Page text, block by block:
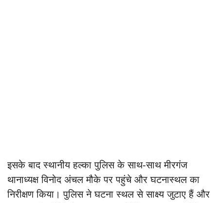
इसके बाद स्थानीय हल्का पुलिस के साथ-साथ मीरगंज
थानाध्यक्ष विनोद अंचल मौके पर पहुंचे और घटनास्थल का
निरीक्षण किया। पुलिस ने घटना स्थल से साक्ष्य जुटाए हैं और